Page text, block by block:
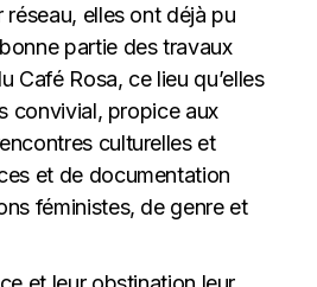
réseau, elles ont déjà pu
partie des travaux
Café Rosa, ce lieu qu’elles
convivial, propice aux
culturelles et
et de documentation
féministes, de genre et